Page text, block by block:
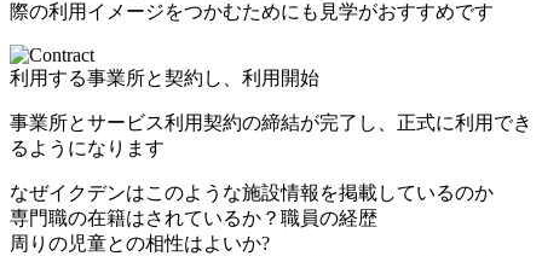
際の利用イメージをつかむためにも見学がおすすめです
利用する事業所と契約し、利用開始
事業所とサービス利用契約の締結が完了し、正式に利用でき
るようになります
なぜイクデンはこのような施設情報を掲載しているのか
専門職の在籍はされているか？職員の経歴
周りの児童との相性はよいか?